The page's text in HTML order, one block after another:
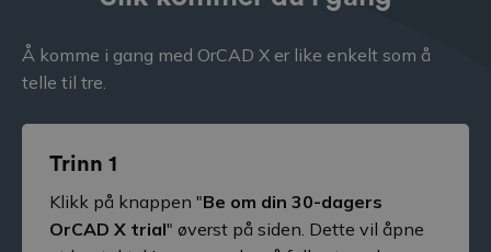
Å komme i gang med OrCAD X er like enkelt som å
telle til tre.
Trinn 1
Klikk på knappen "Be om din 30-dagers
OrCAD X trial" øverst på siden. Dette vil åpne